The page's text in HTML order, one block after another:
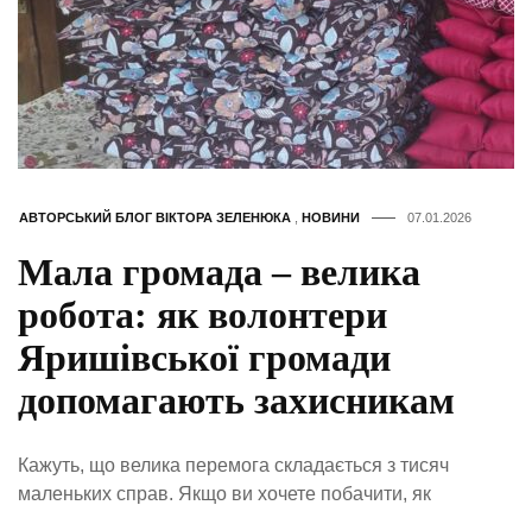
АВТОРСЬКИЙ БЛОГ ВІКТОРА ЗЕЛЕНЮКА НОВИНИ 07.01.2026
Мала громада – велика
робота: як волонтери
Яришівської громади
допомагають захисникам
Кажуть, що велика перемога складається з тисяч
маленьких справ. Якщо ви хочете побачити, як